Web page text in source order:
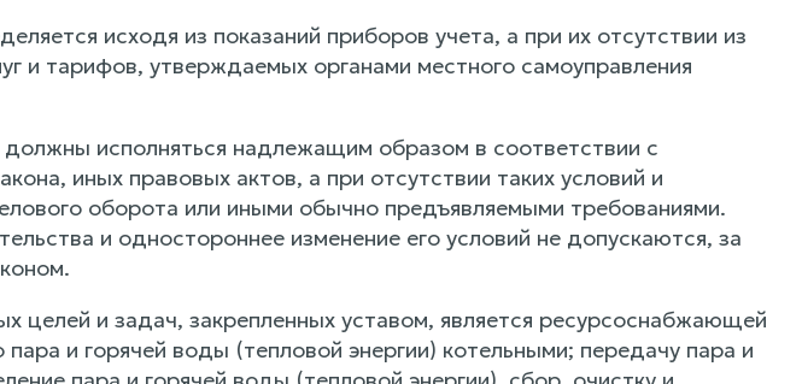
исходя из показаний приборов учета, а при их отсутствии из
и тарифов, утверждаемых органами местного самоуправления
исполняться надлежащим образом в соответствии с
иных правовых актов, а при отсутствии таких условий и
оборота или иными обычно предъявляемыми требованиями.
и одностороннее изменение его условий не допускаются, за
целей и задач, закрепленных уставом, является ресурсоснабжающей
и горячей воды (тепловой энергии) котельными; передачу пара и